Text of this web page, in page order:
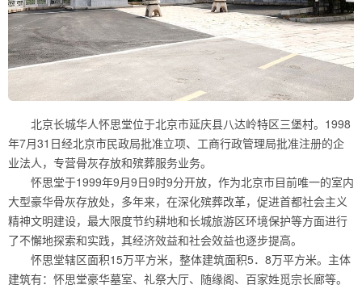
北京长城华人怀思堂位于北京市延庆县八达岭特区三堡村。1998
年7月31日经北京市民政局批准立项、工商行政管理局批准注册的企
业法人，专营骨灰存放和殡葬服务业务。
怀思堂于1999年9月9日9时9分开放，作为北京市目前唯一的室内
大型豪华骨灰存放处，多年来，在深化殡葬改革，促进首都社会主义
精神文明建设，最大限度节约耕地和长城旅游区环境保护等方面进行
了不懈地探索和实践，其经济效益和社会效益也逐步提高。
怀思堂辖区面积15万平方米，整体建筑面积5．8万平方米。主体
建筑有：怀思堂豪华墓室、礼祭大厅、随缘阁、百家姓觅宗长廊等。